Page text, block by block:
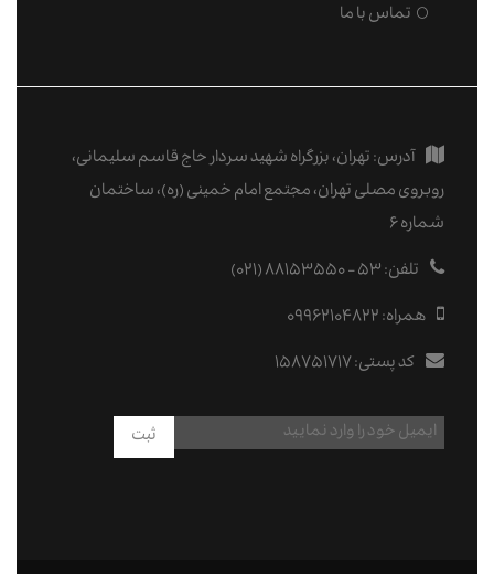
تماس با ما
آدرس:تهران، بزرگراه شهید سردار حاج قاسم سلیمانی،
روبروی مصلی تهران، مجتمع امام خمینی (ره)، ساختمان
شماره ۶
تلفن:۵۳ - ۸۸۱۵۳۵۵۰ (۰۲۱)
همراه:09962104822
کد پستی:۱۵۸۷۵۱۷۱۷
ثبت